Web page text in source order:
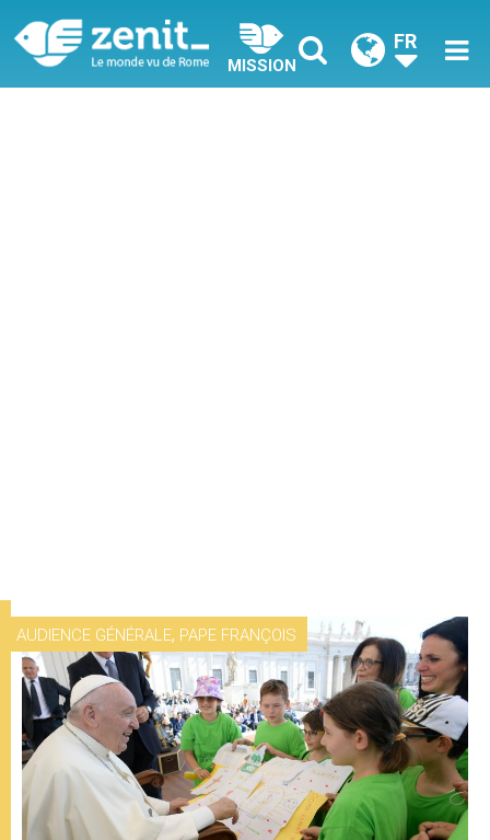
MISSION
FR
AUDIENCE GÉNÉRALE, PAPE FRANÇOIS